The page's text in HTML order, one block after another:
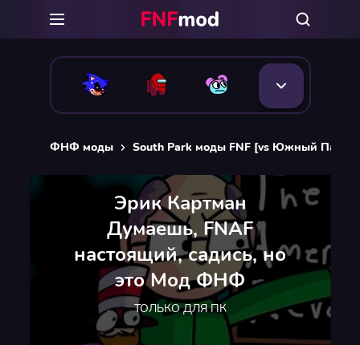
ФНФ моды South Park моды FNF [vs Южный Парк
Эрик Картман
Думаешь, FNAF
настоящий, садись, но
это Мод ФНФ
ТОЛЬКО ДЛЯ ПК